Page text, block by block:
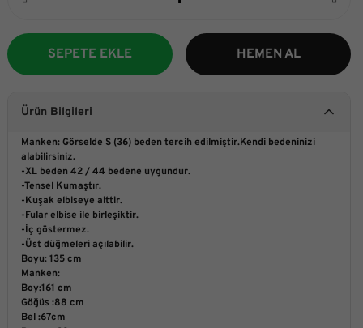
SEPETE EKLE HEMEN AL
Ürün Bilgileri
Manken: Görselde S (36) beden tercih edilmiştir.Kendi bedeninizi
alabilirsiniz.
-XL beden 42 / 44 bedene uygundur.
-Tensel Kumaştır.
-Kuşak elbiseye aittir.
-Fular elbise ile birleşiktir.
-İç göstermez.
-Üst düğmeleri açılabilir.
Boyu: 135 cm
Manken:
Boy:161 cm
Göğüs :88 cm
Bel :67cm